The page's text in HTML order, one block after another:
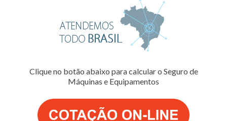
Clique no botão abaixo para calcular o Seguro de
Máquinas e Equipamentos